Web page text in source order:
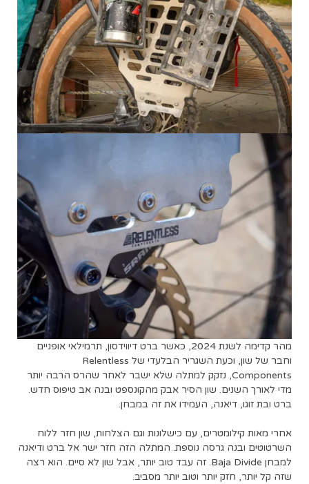
מהר קדימה לשנת 2024, כאשר ברט דיווידסון, תרמילאי אופניים
וחבר של שון, וכעת השגריר הבלעדי של Relentless
Components, נזקק למתלה שלא ישבר לאחר שהרס הרבה יותר
מדי לאורך השנים. שון הסיר אבק מהקונספט ובנה אב טיפוס חדש.
ברט ובת זוגו, דיאנה, העמידו את זה במבחן.
אחרי מאות קילומטרים, עם כישלונות וגם הצלחות, שון חזר ללוח
השרטוטים ובנה גרסה נוספת. המתלה הזה חזר ישר אל ברט ודיאנה
למבחן Baja Divide. זה עבד טוב יותר, אבל שון לא סיים. הוא רצה
שזה קל יותר, חזק יותר וטוב יותר מסביב.